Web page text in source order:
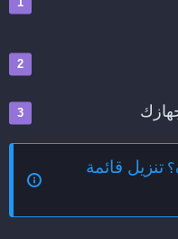
تنزيل قائمة